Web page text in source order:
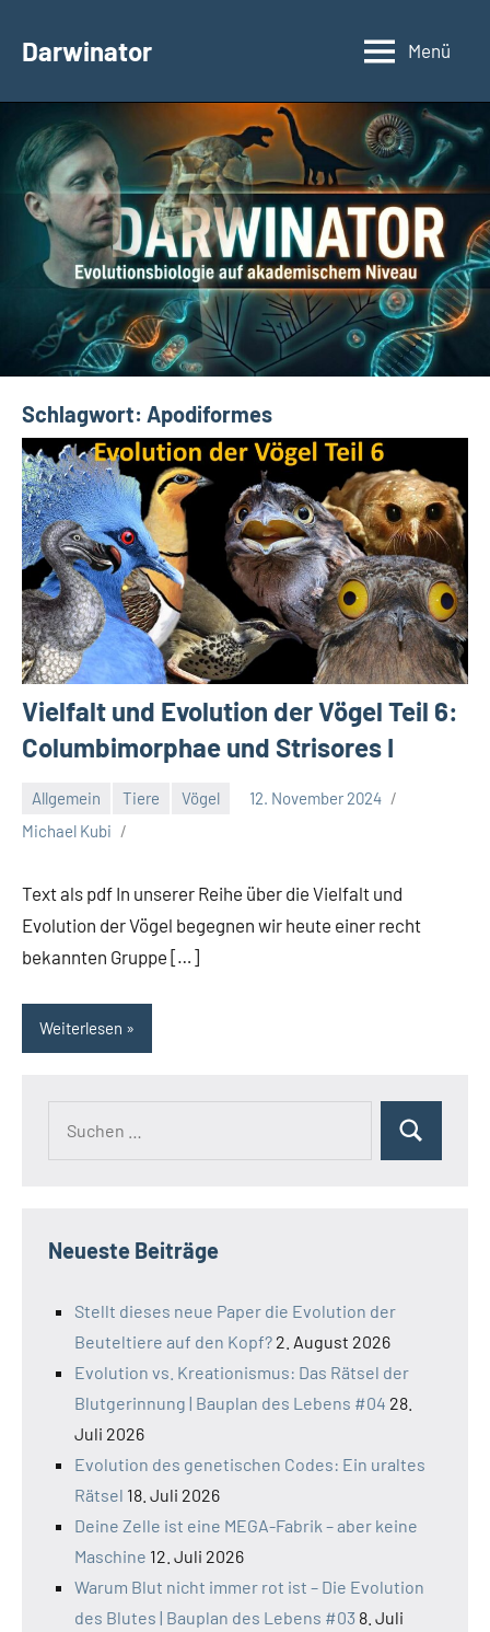
InhaltDarwinator
Evolutionsbiologie
Menü
Schlagwort: Apodiformes
Vielfalt und Evolution der Vögel Teil 6:
Columbimorphae und Strisores I
Allgemein Tiere Vögel
12. November 2024
Michael Kubi
Text als pdf In unserer Reihe über die Vielfalt und
Evolution der Vögel begegnen wir heute einer recht
bekannten Gruppe […]
Weiterlesen
Suchen
Neueste Beiträge
Stellt dieses neue Paper die Evolution der
Beuteltiere auf den Kopf? 2. August 2026
Evolution vs. Kreationismus: Das Rätsel der
Blutgerinnung | Bauplan des Lebens #04 28.
Juli 2026
Evolution des genetischen Codes: Ein uraltes
Rätsel 18. Juli 2026
Deine Zelle ist eine MEGA-Fabrik – aber keine
Maschine 12. Juli 2026
Warum Blut nicht immer rot ist – Die Evolution
des Blutes | Bauplan des Lebens #03 8. Juli